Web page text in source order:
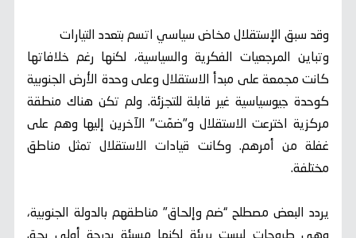
وقد سبق الإستقلال مخاض سياسي اتسم بتعدد التيارات
وتباين المرجعيات الفكرية والسياسية، لكنها رغم خلافاتها
كانت مجمعة على مبدأ الاستقلال وعلى وحدة الأرض الجنوبية
كوحدة جيوسياسية غير قابلة للتجزئة. ولم تكن هناك منطقة
مركزية اخترعت الاستقلال و"ضمّت" الآخرين إليها وهم على
غفلة من أمرهم. وكانت قيادات الاستقلال تمثل مناطق
مختلفة.
يردد البعض مصطلح “ضم وإلحاق" مناطقهم بالدولة الجنوبية،